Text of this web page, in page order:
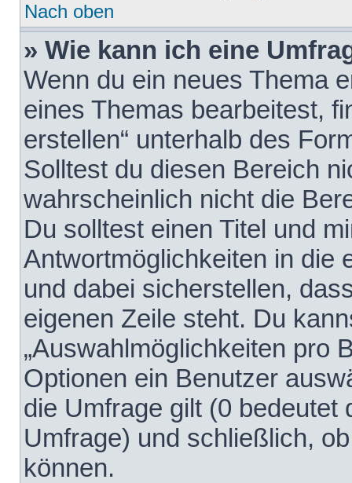
Nach oben
» Wie kann ich eine
Wenn du ein neues Thema
eines Themas bearbeitest,
erstellen“ unterhalb des
Solltest du diesen Bereich
wahrscheinlich nicht die
Du solltest einen Titel und
Antwortmöglichkeiten in die
und dabei sicherstellen,
eigenen Zeile steht. Du
„Auswahlmöglichkeiten pro
Optionen ein Benutzer
die Umfrage gilt (0 bedeutet
Umfrage) und schließlich,
können.